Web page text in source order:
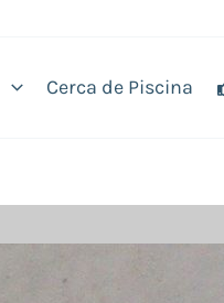
Cerca de Piscina